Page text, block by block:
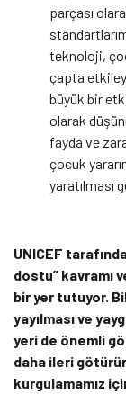
parçası
teknoloji,
çapta
büyük bir
olarak
fayda ve
çocuk
yaratılması
UNICEF
dostu” kavramı
bir yer tutuyor.
yayılması ve
yeri de önemli
daha ileri
kurgulamamız